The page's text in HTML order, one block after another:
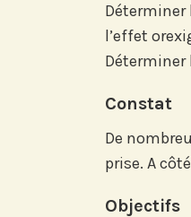
l’effet
Déterminer
Constat
De
prise. A
Objectifs